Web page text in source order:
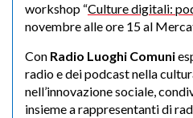
workshop “Culture digitali:
novembre alle ore 15 al
Con Radio Luoghi Comuni
radio e dei podcast nella
nell’innovazione sociale,
insieme a rappresentanti di